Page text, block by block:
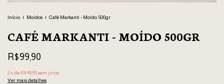
Início | Moidos | Café Markanti - Moído 500gr
CAFÉ MARKANTI - MOÍDO 500GR
R$99,90
2x de R$49,95sem juros
Ver mais detalhes